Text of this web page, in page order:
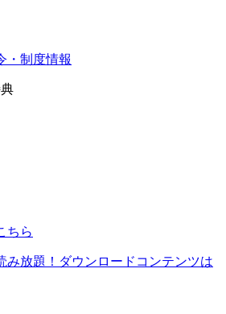
・制度情報
ちら
み放題！ダウンロードコンテンツは